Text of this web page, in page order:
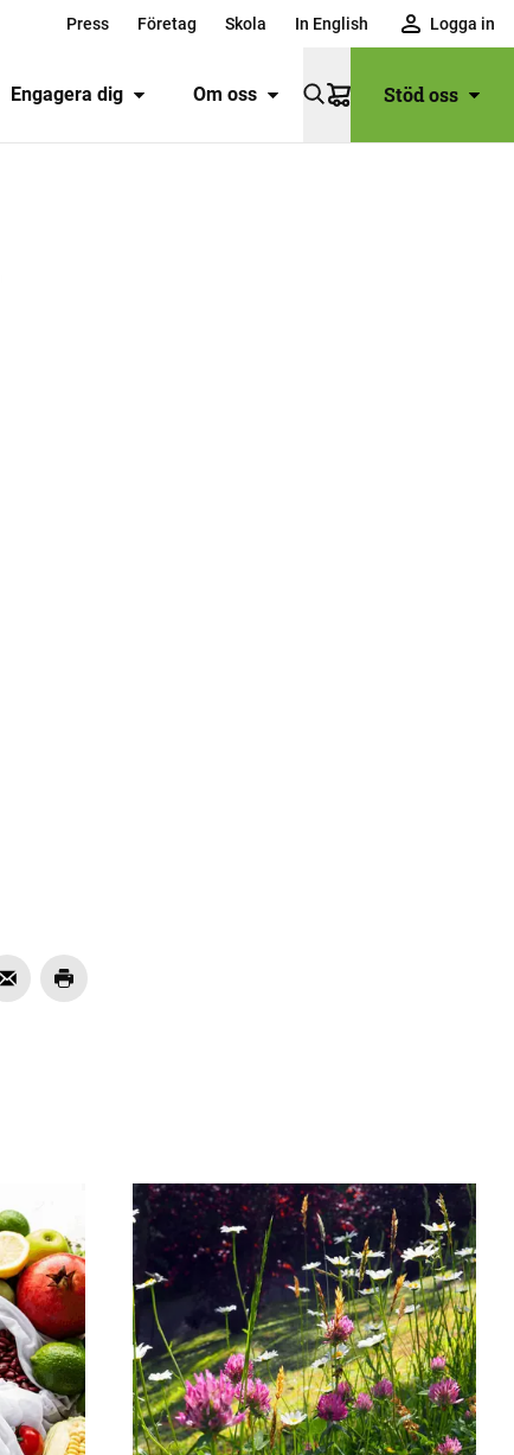
Press Företag Skola In English Logga in
Engagera dig Om oss
VarukorgStöd oss